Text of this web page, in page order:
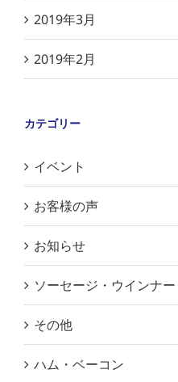
2019年3月
2019年2月
カテゴリー
イベント
お客様の声
お知らせ
ソーセージ・ウインナー
その他
ハム・ベーコン